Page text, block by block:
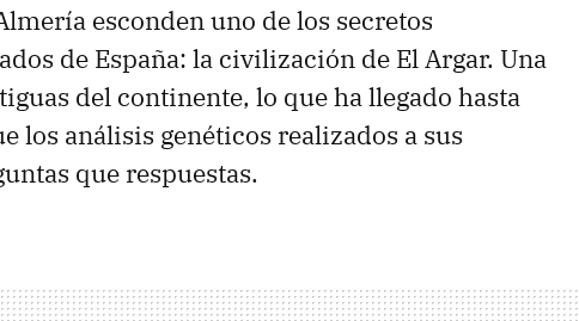
esconden uno de los secretos
de España: la civilización de El Argar. Una
del continente, lo que ha llegado hasta
los análisis genéticos realizados a sus
que respuestas.